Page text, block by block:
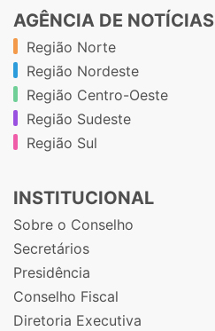
AGÊNCIA DE NOTÍCIAS
Região Norte
Região Nordeste
Região Centro-Oeste
Região Sudeste
Região Sul
INSTITUCIONAL
Sobre o Conselho
Secretários
Presidência
Conselho Fiscal
Diretoria Executiva